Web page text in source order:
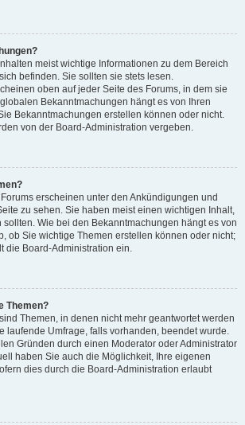
meist wichtige Informationen zu dem Bereich
befinden. Sie sollten sie stets lesen.
oben auf jeder Seite des Forums, in dem sie
Bekanntmachungen hängt es von Ihren
Bekanntmachungen erstellen können oder nicht.
von der Board-Administration vergeben.
erscheinen unter den Ankündigungen und
zu sehen. Sie haben meist einen wichtigen Inhalt,
Wie bei den Bekanntmachungen hängt es von
ob Sie wichtige Themen erstellen können oder nicht;
die Board-Administration ein.
Themen?
Themen, in denen nicht mehr geantwortet werden
laufende Umfrage, falls vorhanden, beendet wurde.
Gründen durch einen Moderator oder Administrator
haben Sie auch die Möglichkeit, Ihre eigenen
dies durch die Board-Administration erlaubt